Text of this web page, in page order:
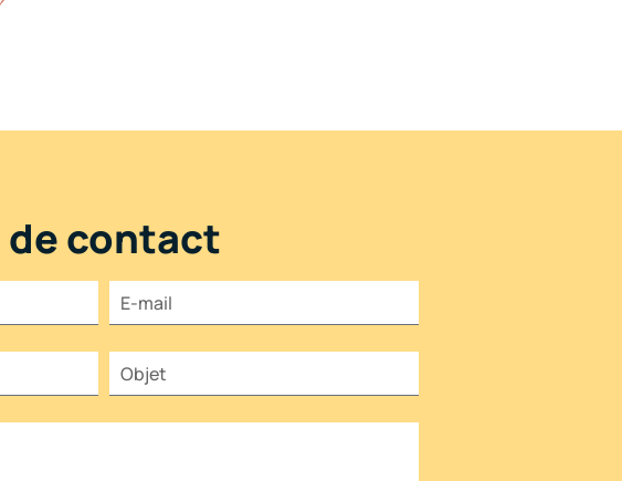
de contact